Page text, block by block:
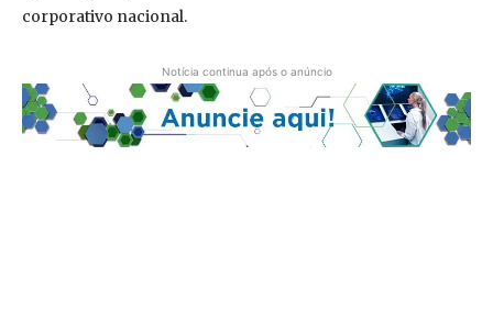
corporativo nacional.
Notícia continua após o anúncio